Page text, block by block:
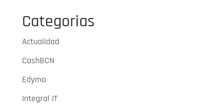
Categorias
Actualidad
CashBCN
Edyma
Integral IT